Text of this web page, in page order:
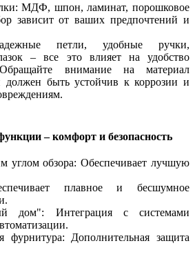
МДФ, шпон, ламинат, порошковое
зависит от ваших предпочтений и
петли, удобные ручки,
– все это влияет на удобство
Обращайте внимание на материал
быть устойчив к коррозии и
– комфорт и безопасность
углом обзора: Обеспечивает лучшую
плавное и бесшумное
дом": Интеграция с системами
фурнитура: Дополнительная защита